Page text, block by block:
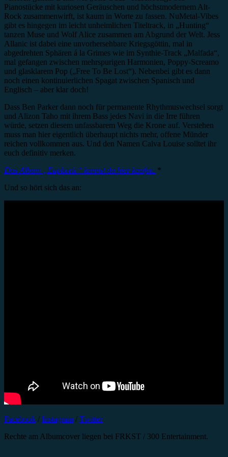
Pianostücke mit kuriosen Geräuschen und höchstmodernem Alt-
Rock zusammenwirft, ist kaum in Worte zu fassen. NuMetal-Vibes
gibt es hingegen im leicht unheimlichen Titeltrack, in „Hunting“
tanzen Muse und Wolf Alice zusammen am Abgrund der Welt. Jess
Allanic ist dabei eine unvorhersehbare Kriegsgöttin, mal in
abgedrehten Sphären á la Grimes wie im Synthie-Track „Malfada“,
mal gefangen zwischen mehrspurigen Harmonien, Poppy-Screamo
und glasklarem Pop („Free To Be Lost“). Nebenbei gibt es dann
noch einen kontinuierlichen Spagat zwischen Spanisch und
Englisch – aber klar doch!
Dass Ben Parker dann noch für permanente Rhythmuswechsel sorgt
und Alizon Taho mit ihrem Bass jedes Navi in die Irre führen
würde, setzen diesem unfassbarem Weg die Krone auf. Verstehen
muss man hier eigentlich überhaupt nichts mehr, offene Münder
reichen vollkommen aus. Und den Namen Calva Louise solltet ihr
euch definitiv merken.
Das Album „Euphoric“ kannst du hier kaufen. *
Und so hört sich das an:
Facebook / Instagram / Twitter
Rechte am Albumcover liegen bei FRKST / 300 Entertainment.